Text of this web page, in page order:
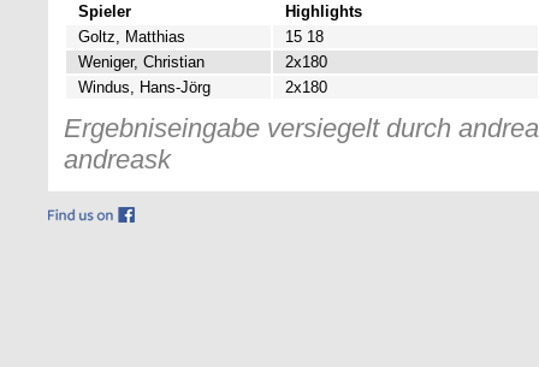
Spieler
Highlights
Goltz, Matthias
15 18
Weniger, Christian
2x180
Windus, Hans-Jörg
2x180
Ergebniseingabe versiegelt durch
andreask